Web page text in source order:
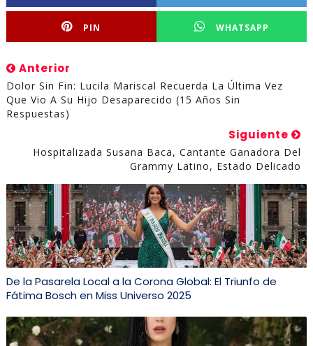
PIN WHATSAPP
Anterior
Dolor Sin Fin: Lucila Mariscal Recuerda La Última Vez
Que Vio A Su Hijo Desaparecido (15 Años Sin
Respuestas)
Siguiente
Hospitalizada Susana Baca, Cantante Ganadora Del
Grammy Latino, Estado Delicado
De la Pasarela Local a la Corona Global: El Triunfo de
Fátima Bosch en Miss Universo 2025